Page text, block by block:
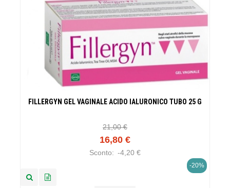
FILLERGYN GEL VAGINALE ACIDO IALURONICO TUBO 25 G
21,00 €
16,80 €
Sconto: -4,20 €
-20%